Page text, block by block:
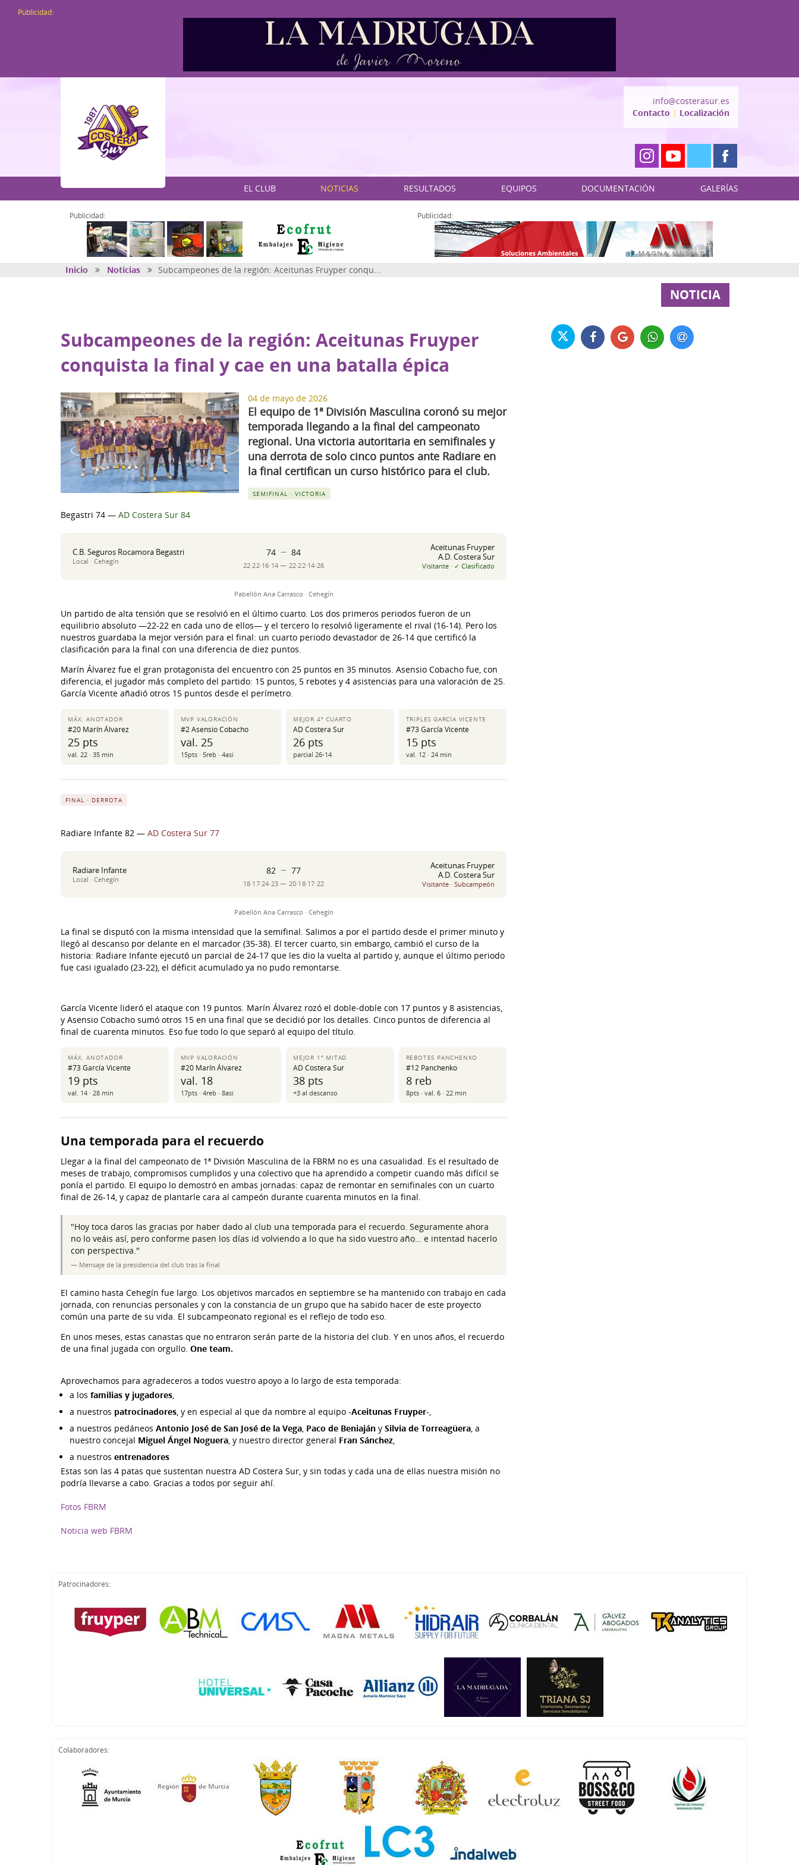
Publicidad:
info@costerasur.es
Contacto | Localización
EL CLUB NOTICIAS RESULTADOS EQUIPOS DOCUMENTACIÓN GALERÍAS
Publicidad: Publicidad:
NOTICIA
Inicio Noticias Subcampeones de la región: Aceitunas Fruyper conqu...
Subcampeones de la región: Aceitunas Fruyper
conquista la final y cae en una batalla épica
04 de mayo de 2026
El equipo de 1ª División Masculina coronó su mejor
temporada llegando a la final del campeonato
regional. Una victoria autoritaria en semifinales y
una derrota de solo cinco puntos ante Radiare en
la final certifican un curso histórico para el club.
SEMIFINAL · VICTORIA
Begastri 74 — AD Costera Sur 84
C.B. Seguros Rocamora Begastri
Local · Cehegín
74 – 84
22·22·16·14 — 22·22·14·26
Aceitunas Fruyper
A.D. Costera Sur
Visitante · ✓ Clasificado
Pabellón Ana Carrasco · Cehegín
Un partido de alta tensión que se resolvió en el último cuarto. Los dos primeros periodos fueron de un
equilibrio absoluto —22-22 en cada uno de ellos— y el tercero lo resolvió ligeramente el rival (16-14). Pero los
nuestros guardaba la mejor versión para el final: un cuarto periodo devastador de 26-14 que certificó la
clasificación para la final con una diferencia de diez puntos.
Marín Álvarez fue el gran protagonista del encuentro con 25 puntos en 35 minutos. Asensio Cobacho fue, con
diferencia, el jugador más completo del partido: 15 puntos, 5 rebotes y 4 asistencias para una valoración de 25.
García Vicente añadió otros 15 puntos desde el perímetro.
MÁX. ANOTADOR
#20 Marín Álvarez
25 pts
val. 22 · 35 min
MVP VALORACIÓN
#2 Asensio Cobacho
val. 25
15pts · 5reb · 4asi
MEJOR 4º CUARTO
AD Costera Sur
26 pts
parcial 26-14
TRIPLES GARCÍA VICENTE
#73 García Vicente
15 pts
val. 12 · 24 min
FINAL · DERROTA
Radiare Infante 82 — AD Costera Sur 77
Radiare Infante
Local · Cehegín
82 – 77
18·17·24·23 — 20·18·17·22
Aceitunas Fruyper
A.D. Costera Sur
Visitante · Subcampeón
Pabellón Ana Carrasco · Cehegín
La final se disputó con la misma intensidad que la semifinal. Salimos a por el partido desde el primer minuto y
llegó al descanso por delante en el marcador (35-38). El tercer cuarto, sin embargo, cambió el curso de la
historia: Radiare Infante ejecutó un parcial de 24-17 que les dio la vuelta al partido y, aunque el último periodo
fue casi igualado (23-22), el déficit acumulado ya no pudo remontarse.
García Vicente lideró el ataque con 19 puntos. Marín Álvarez rozó el doble-doble con 17 puntos y 8 asistencias,
y Asensio Cobacho sumó otros 15 en una final que se decidió por los detalles. Cinco puntos de diferencia al
final de cuarenta minutos. Eso fue todo lo que separó al equipo del título.
MÁX. ANOTADOR
#73 García Vicente
19 pts
val. 14 · 28 min
MVP VALORACIÓN
#20 Marín Álvarez
val. 18
17pts · 4reb · 8asi
MEJOR 1ª MITAD
AD Costera Sur
38 pts
+3 al descanso
REBOTES PANCHENKO
#12 Panchenko
8 reb
8pts · val. 6 · 22 min
Una temporada para el recuerdo
Llegar a la final del campeonato de 1ª División Masculina de la FBRM no es una casualidad. Es el resultado de
meses de trabajo, compromisos cumplidos y una colectivo que ha aprendido a competir cuando más difícil se
ponía el partido. El equipo lo demostró en ambas jornadas: capaz de remontar en semifinales con un cuarto
final de 26-14, y capaz de plantarle cara al campeón durante cuarenta minutos en la final.
"Hoy toca daros las gracias por haber dado al club una temporada para el recuerdo. Seguramente ahora
no lo veáis así, pero conforme pasen los días id volviendo a lo que ha sido vuestro año… e intentad hacerlo
con perspectiva."
— Mensaje de la presidencia del club tras la final
El camino hasta Cehegín fue largo. Los objetivos marcados en septiembre se ha mantenido con trabajo en cada
jornada, con renuncias personales y con la constancia de un grupo que ha sabido hacer de este proyecto
común una parte de su vida. El subcampeonato regional es el reflejo de todo eso.
En unos meses, estas canastas que no entraron serán parte de la historia del club. Y en unos años, el recuerdo
de una final jugada con orgullo. One team.
Aprovechamos para agradeceros a todos vuestro apoyo a lo largo de esta temporada:
a los familias y jugadores,
a nuestros patrocinadores, y en especial al que da nombre al equipo -Aceitunas Fruyper-,
a nuestros pedáneos Antonio José de San José de la Vega, Paco de Beniaján y Silvia de Torreagüera, a
nuestro concejal Miguel Ángel Noguera, y nuestro director general Fran Sánchez,
a nuestros entrenadores
Estas son las 4 patas que sustentan nuestra AD Costera Sur, y sin todas y cada una de ellas nuestra misión no
podría llevarse a cabo. Gracias a todos por seguir ahí.
Fotos FBRM
Noticia web FBRM
Patrocinadores:
Colaboradores: